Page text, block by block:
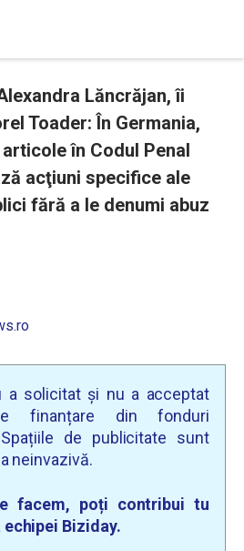
Lăncrăjan, îi
Toader: În Germania,
în Codul Penal
acţiuni specifice ale
fără a le denumi abuz
a solicitat și nu a acceptat
finanțare din fonduri
Spațiile de publicitate sunt
neinvazivă.
facem, poți contribui tu
Biziday.